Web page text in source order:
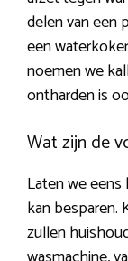
delen van een
een
noemen we
ontharden is
Wat zijn de
Laten we
kan besparen.
zullen